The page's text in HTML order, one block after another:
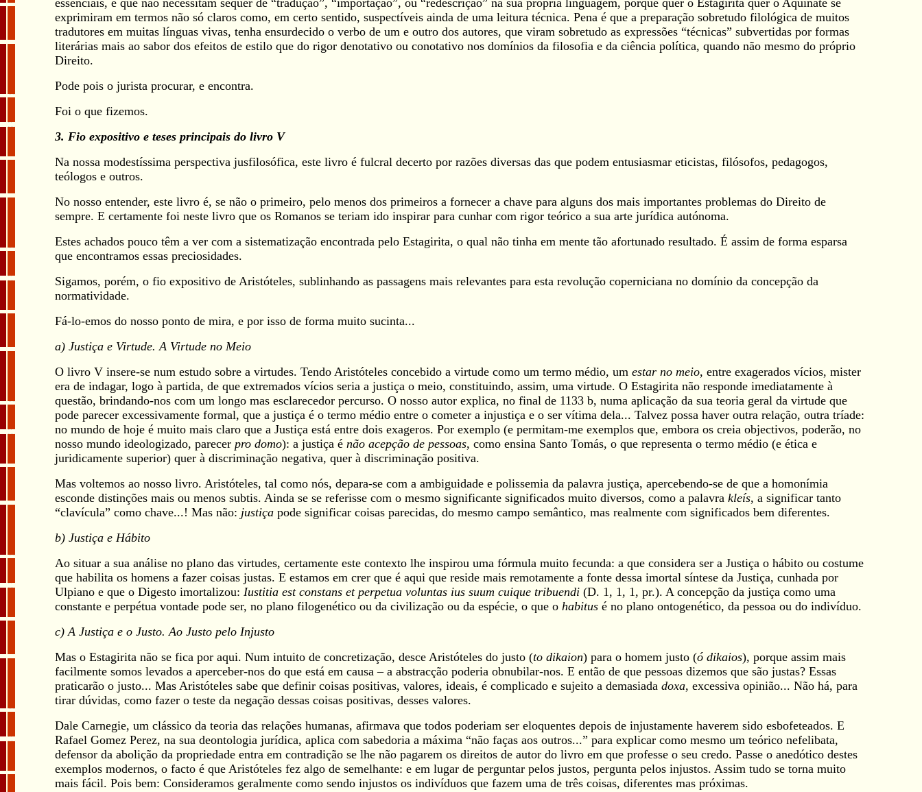
exprimiram em termos não só claros como, em certo sentido, suspectíveis ainda de uma leitura técnica. Pena é que a preparação sobretudo filológica de muitos
tradutores em muitas línguas vivas, tenha ensurdecido o verbo de um e outro dos autores, que viram sobretudo as expressões “técnicas” subvertidas por formas
literárias mais ao sabor dos efeitos de estilo que do rigor denotativo ou conotativo nos domínios da filosofia e da ciência política, quando não mesmo do próprio
Direito.
Pode pois o jurista procurar, e encontra.
Foi o que fizemos.
3. Fio expositivo e teses principais do livro V
Na nossa modestíssima perspectiva jusfilosófica, este livro é fulcral decerto por razões diversas das que podem entusiasmar eticistas, filósofos, pedagogos,
teólogos e outros.
No nosso entender, este livro é, se não o primeiro, pelo menos dos primeiros a fornecer a chave para alguns dos mais importantes problemas do Direito de
sempre. E certamente foi neste livro que os Romanos se teriam ido inspirar para cunhar com rigor teórico a sua arte jurídica autónoma.
Estes achados pouco têm a ver com a sistematização encontrada pelo Estagirita, o qual não tinha em mente tão afortunado resultado. É assim de forma esparsa
que encontramos essas preciosidades.
Sigamos, porém, o fio expositivo de Aristóteles, sublinhando as passagens mais relevantes para esta revolução coperniciana no domínio da concepção da
normatividade.
Fá-lo-emos do nosso ponto de mira, e por isso de forma muito sucinta...
a) Justiça e Virtude. A Virtude no Meio
O livro V insere-se num estudo sobre a virtudes. Tendo Aristóteles concebido a virtude como um termo médio, um estar no meio, entre exagerados vícios, mister
era de indagar, logo à partida, de que extremados vícios seria a justiça o meio, constituindo, assim, uma virtude. O Estagirita não responde imediatamente à
questão, brindando-nos com um longo mas esclarecedor percurso. O nosso autor explica, no final de 1133 b, numa aplicação da sua teoria geral da virtude que
pode parecer excessivamente formal, que a justiça é o termo médio entre o cometer a injustiça e o ser vítima dela... Talvez possa haver outra relação, outra tríade:
no mundo de hoje é muito mais claro que a Justiça está entre dois exageros. Por exemplo (e permitam-me exemplos que, embora os creia objectivos, poderão, no
nosso mundo ideologizado, parecer pro domo): a justiça é não acepção de pessoas, como ensina Santo Tomás, o que representa o termo médio (e ética e
juridicamente superior) quer à discriminação negativa, quer à discriminação positiva.
Mas voltemos ao nosso livro. Aristóteles, tal como nós, depara-se com a ambiguidade e polissemia da palavra justiça, apercebendo-se de que a homonímia
esconde distinções mais ou menos subtis. Ainda se se referisse com o mesmo significante significados muito diversos, como a palavra kleís, a significar tanto
“clavícula” como chave...! Mas não: justiça pode significar coisas parecidas, do mesmo campo semântico, mas realmente com significados bem diferentes.
b) Justiça e Hábito
Ao situar a sua análise no plano das virtudes, certamente este contexto lhe inspirou uma fórmula muito fecunda: a que considera ser a Justiça o hábito ou costume
que habilita os homens a fazer coisas justas. E estamos em crer que é aqui que reside mais remotamente a fonte dessa imortal síntese da Justiça, cunhada por
Ulpiano e que o Digesto imortalizou: Iustitia est constans et perpetua voluntas ius suum cuique tribuendi (D. 1, 1, 1, pr.). A concepção da justiça como uma
constante e perpétua vontade pode ser, no plano filogenético ou da civilização ou da espécie, o que o habitus é no plano ontogenético, da pessoa ou do indivíduo.
c) A Justiça e o Justo. Ao Justo pelo Injusto
Mas o Estagirita não se fica por aqui. Num intuito de concretização, desce Aristóteles do justo (to dikaion) para o homem justo (ó dikaios), porque assim mais
facilmente somos levados a aperceber-nos do que está em causa – a abstracção poderia obnubilar-nos. E então de que pessoas dizemos que são justas? Essas
praticarão o justo... Mas Aristóteles sabe que definir coisas positivas, valores, ideais, é complicado e sujeito a demasiada doxa, excessiva opinião... Não há, para
tirar dúvidas, como fazer o teste da negação dessas coisas positivas, desses valores.
Dale Carnegie, um clássico da teoria das relações humanas, afirmava que todos poderiam ser eloquentes depois de injustamente haverem sido esbofeteados. E
Rafael Gomez Perez, na sua deontologia jurídica, aplica com sabedoria a máxima “não faças aos outros...” para explicar como mesmo um teórico nefelibata,
defensor da abolição da propriedade entra em contradição se lhe não pagarem os direitos de autor do livro em que professe o seu credo. Passe o anedótico destes
exemplos modernos, o facto é que Aristóteles fez algo de semelhante: e em lugar de perguntar pelos justos, pergunta pelos injustos. Assim tudo se torna muito
mais fácil. Pois bem: Consideramos geralmente como sendo injustos os indivíduos que fazem uma de três coisas, diferentes mas próximas.